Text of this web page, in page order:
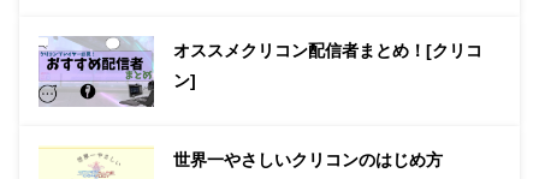
オススメクリコン配信者まとめ！[クリコ
ン]
世界一やさしいクリコンのはじめ方